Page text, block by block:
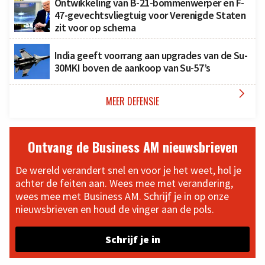
Ontwikkeling van B-21-bommenwerper en F-
47-gevechtsvliegtuig voor Verenigde Staten
zit voor op schema
India geeft voorrang aan upgrades van de Su-
30MKI boven de aankoop van Su-57’s
MEER DEFENSIE 
Ontvang de Business AM nieuwsbrieven
De wereld verandert snel en voor je het weet, hol je
achter de feiten aan. Wees mee met verandering,
wees mee met Business AM. Schrijf je in op onze
nieuwsbrieven en houd de vinger aan de pols.
Schrijf je in